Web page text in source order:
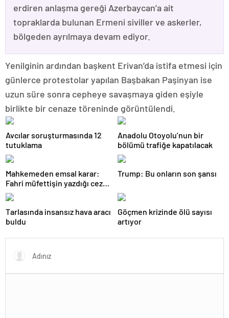
erdiren anlaşma gereği Azerbaycan’a ait
topraklarda bulunan Ermeni siviller ve askerler,
bölgeden ayrılmaya devam ediyor.
Yenilginin ardından başkent Erivan’da istifa etmesi için
günlerce protestolar yapılan Başbakan Paşinyan ise
uzun süre sonra cepheye savaşmaya giden eşiyle
birlikte bir cenaze töreninde görüntülendi.
Avcılar soruşturmasında 12
tutuklama
Anadolu Otoyolu’nun bir
bölümü trafiğe kapatılacak
Mahkemeden emsal karar:
Fahri müfettişin yazdığı ceza
iptal edildi
Trump: Bu onların son şansı
Tarlasında insansız hava aracı
buldu
Göçmen krizinde ölü sayısı
artıyor